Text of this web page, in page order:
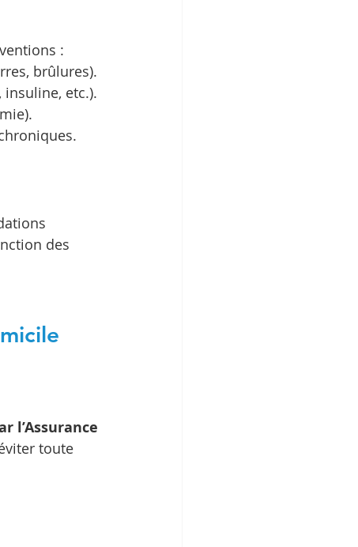
:
brûlures).
etc.).
des
l’Assurance
toute